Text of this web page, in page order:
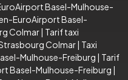
Basel-Mulhouse-
EuroAirport Basel-
Colmar| Tarif taxi
Colmar| Taxi
Mulhouse-Freiburg | Tarif
Basel-Mulhouse-Freiburg |